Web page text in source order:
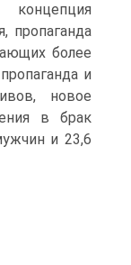
пропаганда
более
и
новое
в брак
и 23,6